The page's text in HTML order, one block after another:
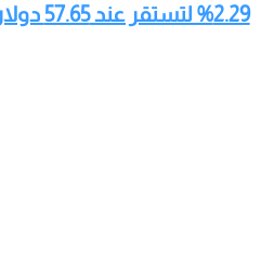
2.29% لتستقر عند 57.65 دولارا للأونصة